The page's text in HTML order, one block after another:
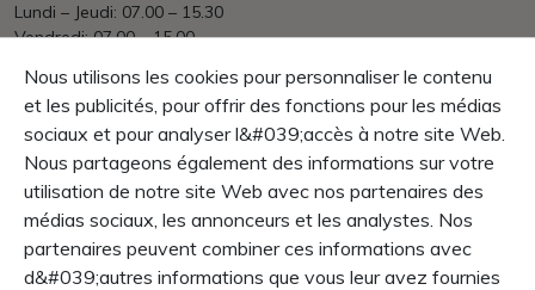
Lundi – Jeudi: 07.00 – 15.30
Vendredi: 07.00 – 15.00
Expédition
en ligne dès prix HUF 70&#039;000.- franco domicile
Paiement
net dans les 30 jours
Droit de retour dans le 10 jours
Nous utilisons les cookies pour personnaliser le contenu
et les publicités, pour offrir des fonctions pour les médias
sociaux et pour analyser l&#039;accès à notre site Web.
Nous partageons également des informations sur votre
utilisation de notre site Web avec nos partenaires des
médias sociaux, les annonceurs et les analystes. Nos
partenaires peuvent combiner ces informations avec
d&#039;autres informations que vous leur avez fournies